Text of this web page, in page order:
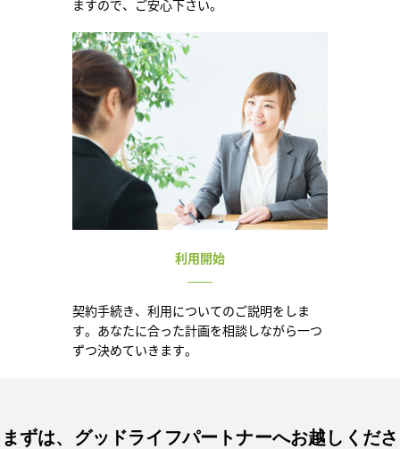
ますので、ご安心下さい。
利用開始
契約手続き、利用についてのご説明をしま
す。あなたに合った計画を相談しながら一つ
ずつ決めていきます。
まずは、グッドライフパートナーへお越しくださ